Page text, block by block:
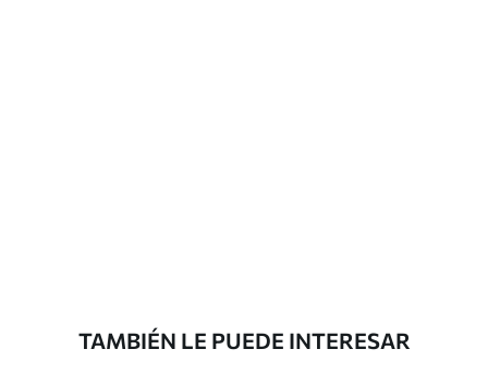
Peel and Stick
TAMBIÉN LE PUEDE INTERESAR